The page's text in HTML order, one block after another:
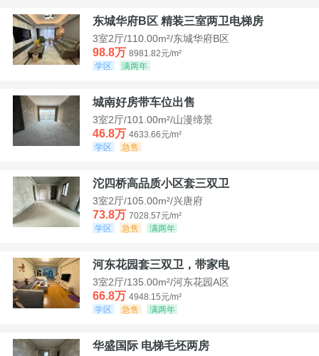
东城华府B区 精装三室两卫电梯房
3室2厅/110.00m²/东城华府B区
98.8万 8981.82元/m²
学区
满两年
城南好房带车位出售
3室2厅/101.00m²/山漫缔景
46.8万 4633.66元/m²
学区
急售
沱四桥高品质小区套三双卫
3室2厅/105.00m²/兴唐府
73.8万 7028.57元/m²
学区
急售 满两年
河东花园套三双卫，带家电
3室2厅/135.00m²/河东花园A区
66.8万 4948.15元/m²
学区
急售 满两年
华盛国际 电梯毛坯两房